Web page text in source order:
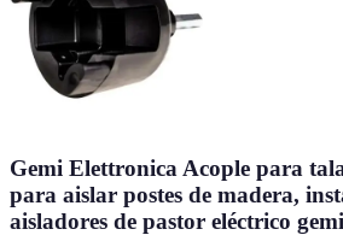
Gemi Elettronica Acople para
para aislar postes de madera,
aisladores de pastor eléctrico gemi